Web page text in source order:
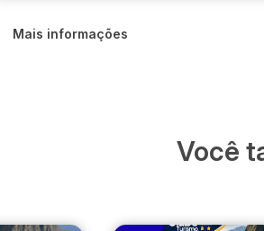
Mais informações
Você